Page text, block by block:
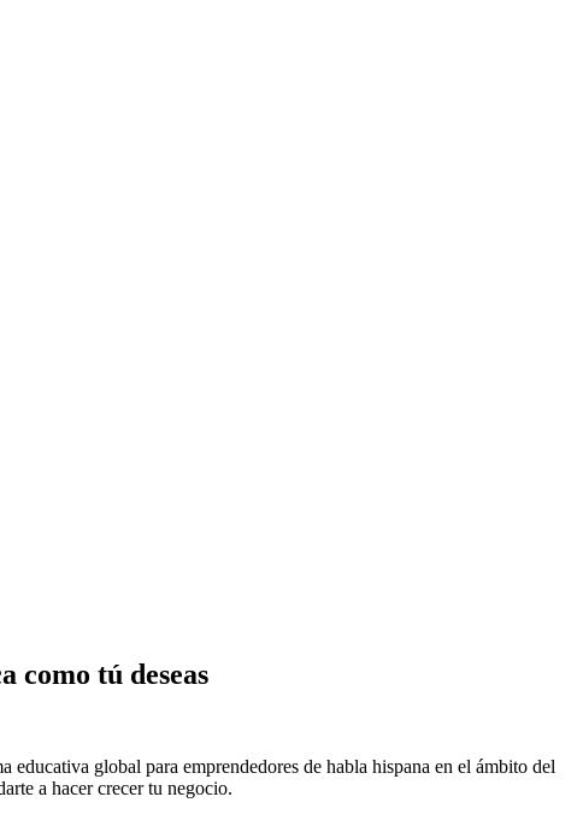
como tú deseas
global para emprendedores de habla hispana en el ámbito del
a hacer crecer tu negocio.